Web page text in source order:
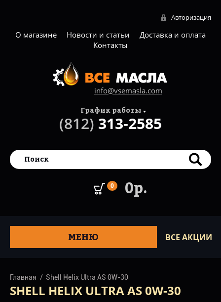
Авторизация
О магазине Новости и статьи
Доставка и оплата
Контакты
info@vsemasla.com
0 0р.
График работы
(812) 313-2585
МЕНЮ ВСЕ АКЦИИ
Главная Shell Helix Ultra AS 0W-30
SHELL HELIX ULTRA AS 0W-30